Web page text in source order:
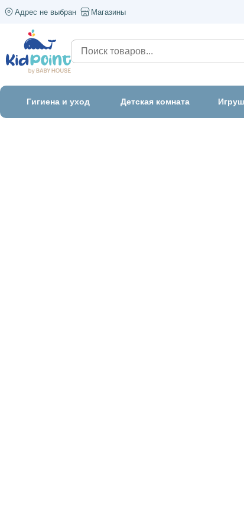
Адрес не выбран Магазины
Гигиена и уход Детская комната